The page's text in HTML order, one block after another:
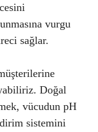
vurgu
sağlar.
Doğal
vücudun pH
sistemini